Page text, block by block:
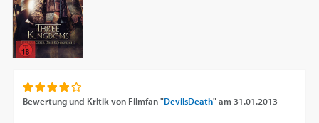
Bewertung und Kritik von Filmfan "DevilsDeath"am 31.01.2013